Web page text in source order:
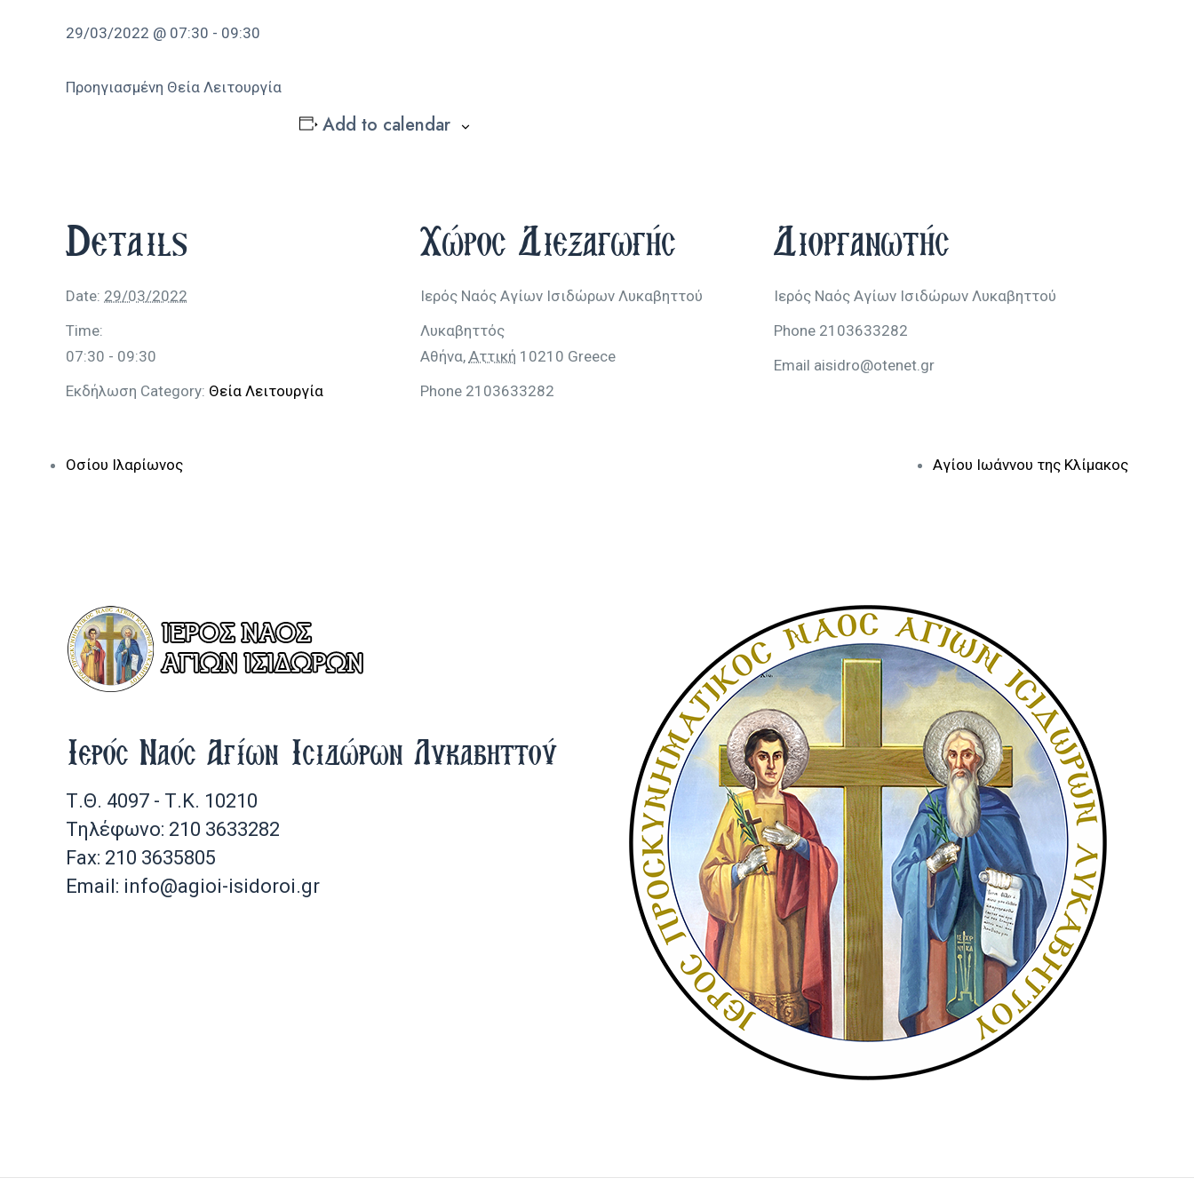
29/03/2022 @ 07:30 - 09:30
Προηγιασμένη Θεία Λειτουργία
Add to calendar
Details
Date: 29/03/2022
Time:
07:30 - 09:30
Εκδήλωση Category: Θεία Λειτουργία
Χώρος Διεξαγωγής
Ιερός Ναός Αγίων Ισιδώρων Λυκαβηττού
Λυκαβηττός
Αθήνα, Αττική 10210 Greece
Phone 2103633282
Διοργανωτής
Ιερός Ναός Αγίων Ισιδώρων Λυκαβηττού
Phone 2103633282
Email aisidro@otenet.gr
Οσίου Ιλαρίωνος Αγίου Ιωάννου της Κλίμακος
Ιερός Ναός Αγίων Ισιδώρων Λυκαβηττού
Τ.Θ. 4097 - Τ.Κ. 10210
Τηλέφωνο: 210 3633282
Fax: 210 3635805
Email: info@agioi-isidoroi.gr